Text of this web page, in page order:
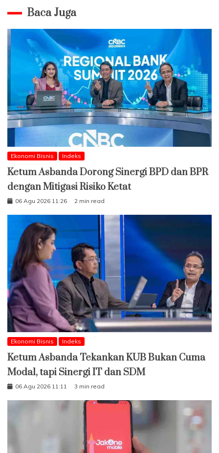
Baca Juga
Ekonomi Bisnis Indeks
Ketum Asbanda Dorong Sinergi BPD dan BPR
dengan Mitigasi Risiko Ketat
06 Agu 2026 11:26 2 min read
Ekonomi Bisnis Indeks
Ketum Asbanda Tekankan KUB Bukan Cuma
Modal, tapi Sinergi IT dan SDM
06 Agu 2026 11:11 3 min read